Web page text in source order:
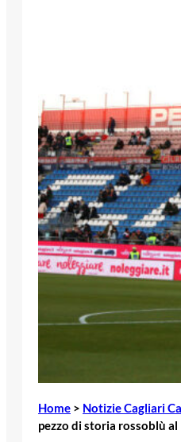
Home > Notizie Cagliari
pezzo di storia rossoblù